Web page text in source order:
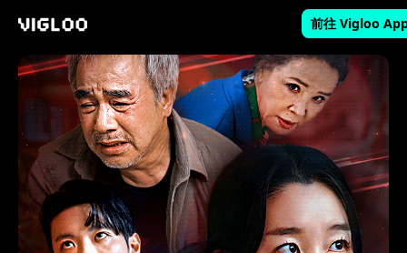
前往 Vigloo